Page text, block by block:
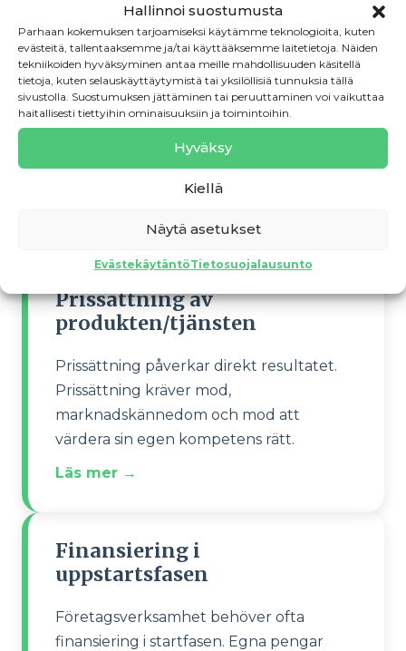
Hallinnoi suostumusta
Parhaan kokemuksen tarjoamiseksi käytämme teknologioita, kuten
evästeitä, tallentaaksemme ja/tai käyttääksemme laitetietoja. Näiden
tekniikoiden hyväksyminen antaa meille mahdollisuuden käsitellä
tietoja, kuten selauskäyttäytymistä tai yksilöllisiä tunnuksia tällä
sivustolla. Suostumuksen jättäminen tai peruuttaminen voi vaikuttaa
haitallisesti tiettyihin ominaisuuksiin ja toimintoihin.
Hyväksy
Kiellä
Näytä asetukset
EvästekäytäntöTietosuojalausunto
Läs mer →
Affärsplan och beräkningar
Affärsplanen hjälper till att förstå
Prissättning av
produkten/tjänsten
Prissättning påverkar direkt resultatet.
Prissättning kräver mod,
marknadskännedom och mod att
värdera sin egen kompetens rätt.
Läs mer →
Finansiering i
uppstartsfasen
Företagsverksamhet behöver ofta
finansiering i startfasen. Egna pengar